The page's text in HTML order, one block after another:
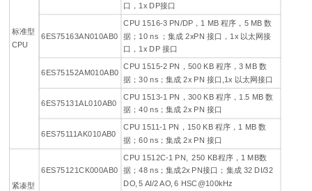
标准型
CPU
口，1x DP接口
6ES75163AN010AB0
CPU 1516-3 PN/DP，1 MB 程序，5 MB 数
据；10 ns ；集成 2xPN 接口，1x 以太网接
口，1x DP 接口
6ES75152AM010AB0
CPU 1515-2 PN，500 KB 程序，3 MB 数
据；30 ns；集成 2x PN 接口,1x 以太网接口
6ES75131AL010AB0
CPU 1513-1 PN，300 KB 程序，1.5 MB 数
据；40 ns；集成 2x PN 接口
6ES75111AK010AB0
CPU 1511-1 PN，150 KB 程序，1 MB 数
据；60 ns；集成 2x PN 接口
紧凑型
6ES75121CK000AB0
CPU 1512C-1 PN, 250 KB程序，1 MB数
据；48 ns；集成2x PN接口；集成 32 DI/32
DO, 5 AI/2 AO, 6 HSC@100kHz